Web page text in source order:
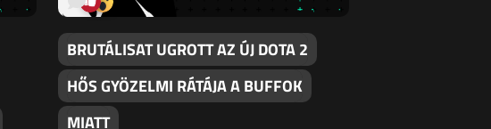
BRUTÁLISAT UGROTT AZ ÚJ DOTA 2
HŐS GYÖZELMI RÁTÁJA A BUFFOK
MIATT